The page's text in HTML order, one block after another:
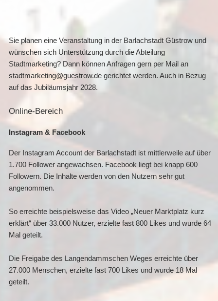
Sie planen eine Veranstaltung in der Barlachstadt Güstrow und
wünschen sich Unterstützung durch die Abteilung
Stadtmarketing? Dann können Anfragen gern per Mail an
stadtmarketing@guestrow.de gerichtet werden. Auch in Bezug
auf das Jubiläumsjahr 2028.
Online-Bereich
Instagram & Facebook
Der Instagram Account der Barlachstadt ist mittlerweile auf über
1.700 Follower angewachsen. Facebook liegt bei knapp 600
Followern. Die Inhalte werden von den Nutzern sehr gut
angenommen.
So erreichte beispielsweise das Video „Neuer Marktplatz kurz
erklärt“ über 33.000 Nutzer, erzielte fast 800 Likes und wurde 64
Mal geteilt.
Die Freigabe des Langendammschen Weges erreichte über
27.000 Menschen, erzielte fast 700 Likes und wurde 18 Mal
geteilt.